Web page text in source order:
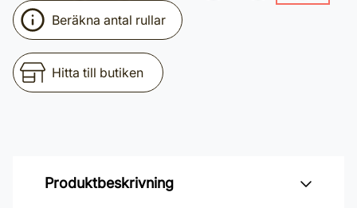
Beräkna antal rullar
Hitta till butiken
Produktbeskrivning